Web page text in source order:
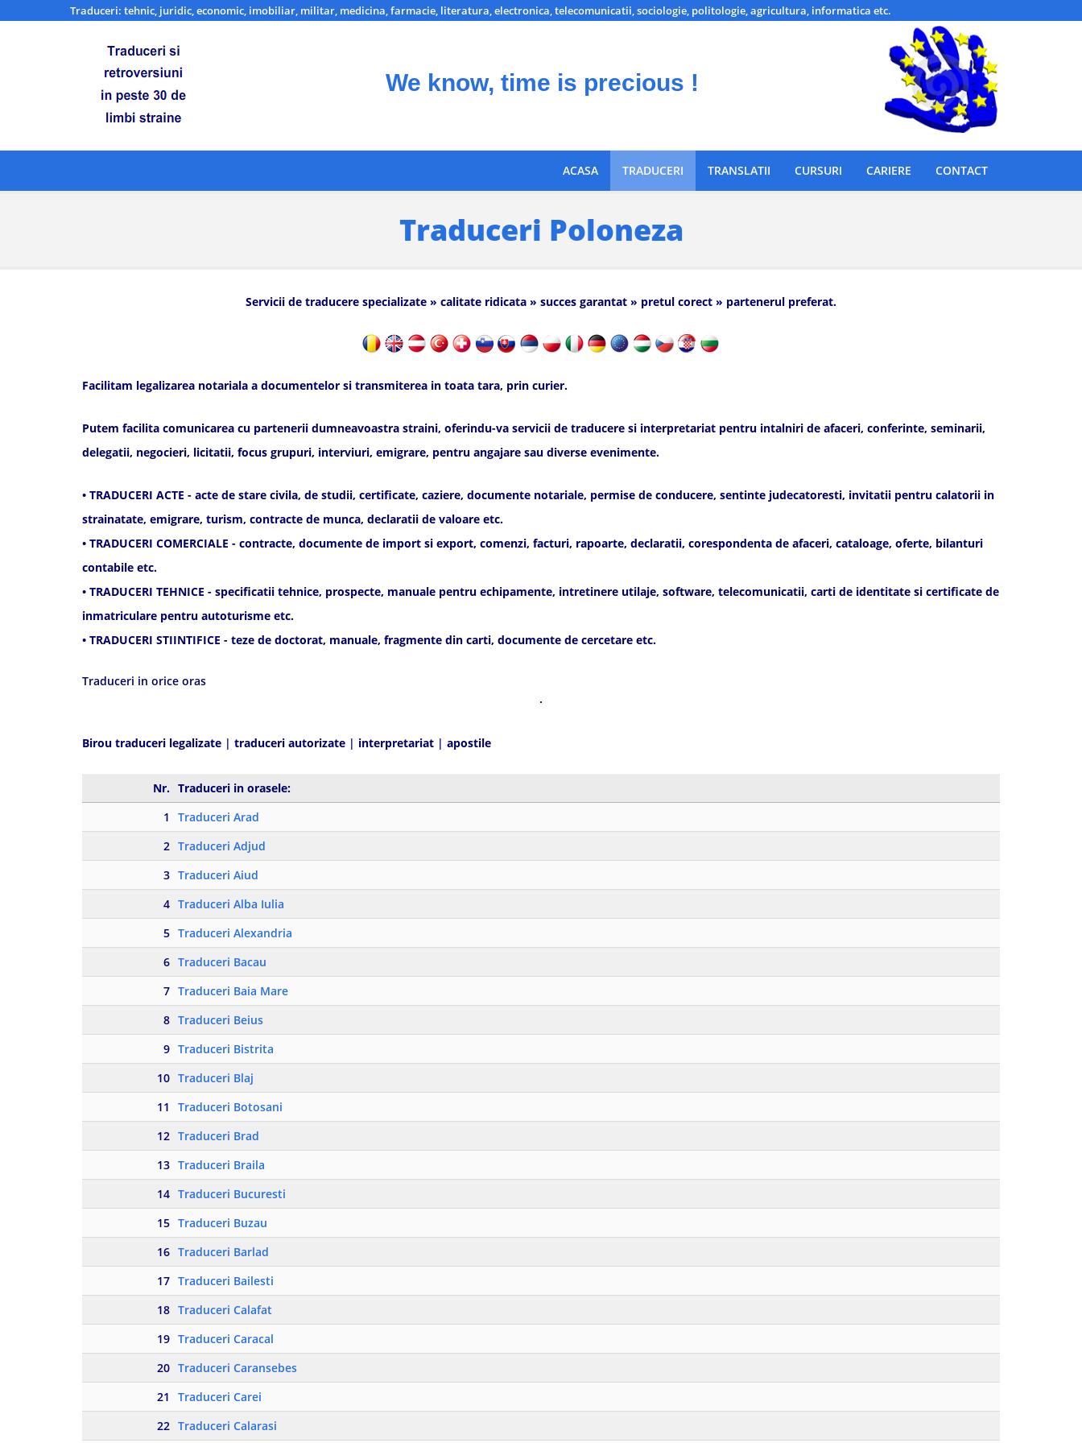
Traduceri: tehnic, juridic, economic, imobiliar, militar, medicina, farmacie, literatura, electronica, telecomunicatii, sociologie, politologie, agricultura, informatica etc.
We know, time is precious !
ACASA TRADUCERI TRANSLATII CURSURI CARIERE CONTACT
Traduceri Poloneza
Servicii de traducere specializate » calitate ridicata » succes garantat » pretul corect » partenerul preferat.
Facilitam legalizarea notariala a documentelor si transmiterea in toata tara, prin curier.
Putem facilita comunicarea cu partenerii dumneavoastra straini, oferindu-va servicii de traducere si interpretariat pentru intalniri de afaceri, conferinte, seminarii,
delegatii, negocieri, licitatii, focus grupuri, interviuri, emigrare, pentru angajare sau diverse evenimente.
• TRADUCERI ACTE - acte de stare civila, de studii, certificate, caziere, documente notariale, permise de conducere, sentinte judecatoresti, invitatii pentru calatorii in
strainatate, emigrare, turism, contracte de munca, declaratii de valoare etc.
• TRADUCERI COMERCIALE - contracte, documente de import si export, comenzi, facturi, rapoarte, declaratii, corespondenta de afaceri, cataloage, oferte, bilanturi
contabile etc.
• TRADUCERI TEHNICE - specificatii tehnice, prospecte, manuale pentru echipamente, intretinere utilaje, software, telecomunicatii, carti de identitate si certificate de
inmatriculare pentru autoturisme etc.
• TRADUCERI STIINTIFICE - teze de doctorat, manuale, fragmente din carti, documente de cercetare etc.
Traduceri in orice oras
Birou traduceri legalizate | traduceri autorizate | interpretariat | apostile
Nr. Traduceri in orasele:
1
Traduceri Arad
2 Traduceri Adjud
3 Traduceri Aiud
4 Traduceri Alba Iulia
5 Traduceri Alexandria
6 Traduceri Bacau
7 Traduceri Baia Mare
8 Traduceri Beius
9 Traduceri Bistrita
10 Traduceri Blaj
11
Traduceri Botosani
12 Traduceri Brad
13 Traduceri Braila
14 Traduceri Bucuresti
15 Traduceri Buzau
16 Traduceri Barlad
17 Traduceri Bailesti
18 Traduceri Calafat
19 Traduceri Caracal
20 Traduceri Caransebes
21
Traduceri Carei
22 Traduceri Calarasi